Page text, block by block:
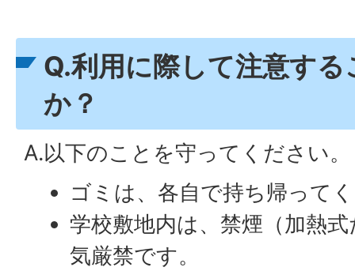
Q.利用に際して注意す
か？
A.以下のことを守ってください。
ゴミは、各自で持ち帰って
学校敷地内は、禁煙（加熱
気厳禁です。